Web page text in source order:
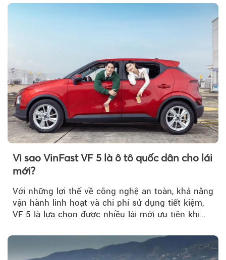
Vì sao VinFast VF 5 là ô tô quốc dân cho lái
mới?
Với những lợi thế về công nghệ an toàn, khả năng
vận hành linh hoạt và chi phí sử dụng tiết kiệm,
VF 5 là lựa chọn được nhiều lái mới ưu tiên khi